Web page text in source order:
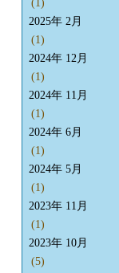
(1)
2025年 2月
(1)
2024年 12月
(1)
2024年 11月
(1)
2024年 6月
(1)
2024年 5月
(1)
2023年 11月
(1)
2023年 10月
(5)